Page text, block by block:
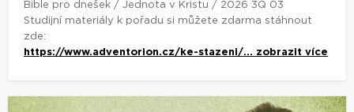
Bible pro dnešek / Jednota v Kristu / 2026 3Q 03
Studijní materiály k pořadu si můžete zdarma stáhnout
zde:
https://www.adventorion.cz/ke-stazeni/... zobrazit více